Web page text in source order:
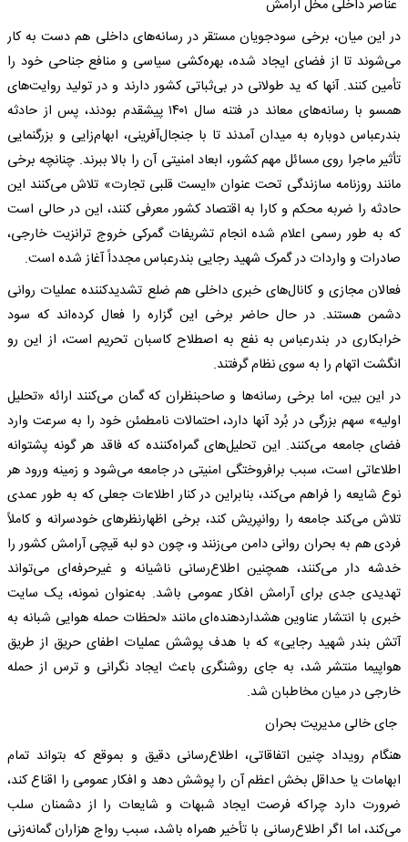
عناصر داخلی مخل آرامش
در این میان، برخی سودجویان مستقر در رسانه‌های داخلی هم دست به کار
می‌شوند تا از فضای ایجاد شده، بهره‌کشی سیاسی و منافع جناحی خود را
تأمین کنند. آنها که ید طولانی در بی‌ثباتی کشور دارند و در تولید روایت‌های
همسو با رسانه‌های معاند در فتنه سال ۱۴۰۱ پیشقدم بودند، پس از حادثه
بندرعباس دوباره به میدان آمدند تا با جنجال‌آفرینی، ابهام‌زایی و بزرگنمایی
تأثیر ماجرا روی مسائل مهم کشور، ابعاد امنیتی آن را بالا ببرند. چنانچه برخی
مانند روزنامه سازندگی تحت عنوان «ایست قلبی تجارت» تلاش می‌کنند این
حادثه را ضربه محکم و کارا به اقتصاد کشور معرفی کنند، این در حالی است
که به طور رسمی اعلام شده انجام تشریفات گمرکی خروج ترانزیت خارجی،
صادرات و واردات در گمرک شهید رجایی بندرعباس مجدداً آغاز شده است.
فعالان مجازی و کانال‌های خبری داخلی هم ضلع تشدیدکننده عملیات روانی
دشمن هستند. در حال حاضر برخی این گزاره را فعال کرده‌اند که سود
خرابکاری در بندرعباس به نفع به اصطلاح کاسبان تحریم است، از این رو
انگشت اتهام را به سوی نظام گرفتند.
در این بین، اما برخی رسانه‌ها و صاحبنظران که گمان می‌کنند ارائه «تحلیل
اولیه» سهم بزرگی در بُرد آنها دارد، احتمالات نامطمئن خود را به سرعت وارد
فضای جامعه می‌کنند. این تحلیل‌های گمراه‌کننده که فاقد هر گونه پشتوانه
اطلاعاتی است، سبب برافروختگی امنیتی در جامعه می‌شود و زمینه ورود هر
نوع شایعه را فراهم می‌کند، بنابراین در کنار اطلاعات جعلی که به طور عمدی
تلاش می‌کند جامعه را روانپریش کند، برخی اظهارنظر‌های خودسرانه و کاملاً
فردی هم به بحران روانی دامن می‌زنند و، چون دو لبه قیچی آرامش کشور را
خدشه دار می‌کنند، همچنین اطلاع‌رسانی ناشیانه و غیرحرفه‌ای می‌تواند
تهدیدی جدی برای آرامش افکار عمومی باشد. به‌عنوان نمونه، یک سایت
خبری با انتشار عناوین هشداردهنده‌ای مانند «لحظات حمله هوایی شبانه به
آتش بندر شهید رجایی» که با هدف پوشش عملیات اطفای حریق از طریق
هواپیما منتشر شد، به جای روشنگری باعث ایجاد نگرانی و ترس از حمله
خارجی در میان مخاطبان شد.
جای خالی مدیریت بحران
هنگام رویداد چنین اتفاقاتی، اطلاع‌رسانی دقیق و بموقع که بتواند تمام
ابهامات یا حداقل بخش اعظم آن را پوشش دهد و افکار عمومی را اقناع کند،
ضرورت دارد چراکه فرصت ایجاد شبهات و شایعات را از دشمنان سلب
می‌کند، اما اگر اطلاع‌رسانی با تأخیر همراه باشد، سبب رواج هزاران گمانه‌زنی